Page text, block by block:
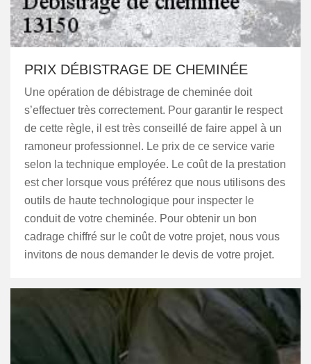
PRIX DÉBISTRAGE DE CHEMINÉE
Une opération de débistrage de cheminée doit
s’effectuer très correctement. Pour garantir le respect
de cette règle, il est très conseillé de faire appel à un
ramoneur professionnel. Le prix de ce service varie
selon la technique employée. Le coût de la prestation
est cher lorsque vous préférez que nous utilisons des
outils de haute technologique pour inspecter le
conduit de votre cheminée. Pour obtenir un bon
cadrage chiffré sur le coût de votre projet, nous vous
invitons de nous demander le devis de votre projet.